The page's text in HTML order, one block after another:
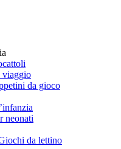
viaggio
da gioco
neonati
da lettino